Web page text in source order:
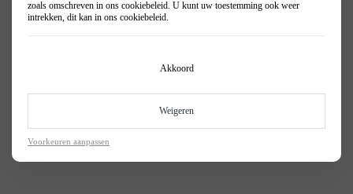
zoals omschreven in ons cookiebeleid. U kunt uw toestemming ook weer
intrekken, dit kan in ons cookiebeleid.
Akkoord
Weigeren
Voorkeuren aanpassen